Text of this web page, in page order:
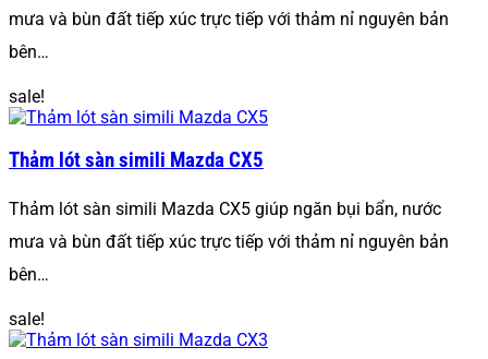
mưa và bùn đất tiếp xúc trực tiếp với thảm nỉ nguyên bản
bên…
sale!
Thảm lót sàn simili Mazda CX5
Thảm lót sàn simili Mazda CX5 giúp ngăn bụi bẩn, nước
mưa và bùn đất tiếp xúc trực tiếp với thảm nỉ nguyên bản
bên…
sale!